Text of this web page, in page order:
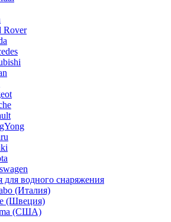
Rover
для водного снаряжения
(Италия)
(Швеция)
(США)